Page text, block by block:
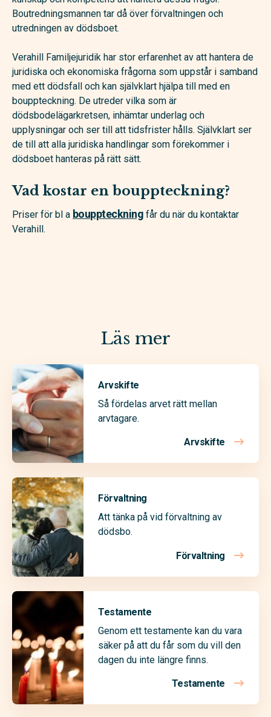
Boutredningsmannen tar då över förvaltningen och
utredningen av dödsboet.
Verahill Familjejuridik har stor erfarenhet av att hantera de
juridiska och ekonomiska frågorna som uppstår i samband
med ett dödsfall och kan självklart hjälpa till med en
bouppteckning. De utreder vilka som är
dödsbodelägarkretsen, inhämtar underlag och
upplysningar och ser till att tidsfrister hålls. Självklart ser
de till att alla juridiska handlingar som förekommer i
dödsboet hanteras på rätt sätt.
Vad kostar en bouppteckning?
Priser för bl a bouppteckningfår du när du kontaktar
Verahill.
Läs mer
Arvskifte
Så fördelas arvet rätt mellan
arvtagare.
Arvskifte
Förvaltning
Att tänka på vid förvaltning av
dödsbo.
Förvaltning
Testamente
Genom ett testamente kan du vara
säker på att du får som du vill den
dagen du inte längre finns.
Testamente